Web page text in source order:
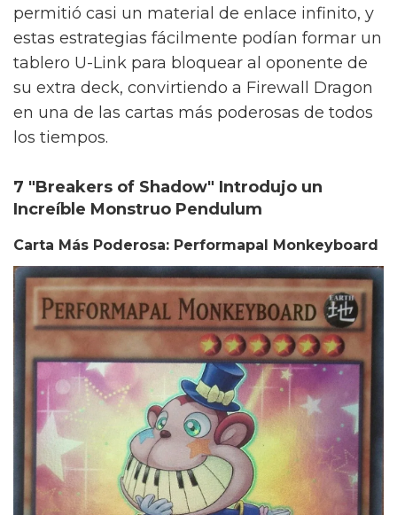
permitió casi un material de enlace infinito, y
estas estrategias fácilmente podían formar un
tablero U-Link para bloquear al oponente de
su extra deck, convirtiendo a Firewall Dragon
en una de las cartas más poderosas de todos
los tiempos.
7 "Breakers of Shadow" Introdujo un
Increíble Monstruo Pendulum
Carta Más Poderosa: Performapal Monkeyboard